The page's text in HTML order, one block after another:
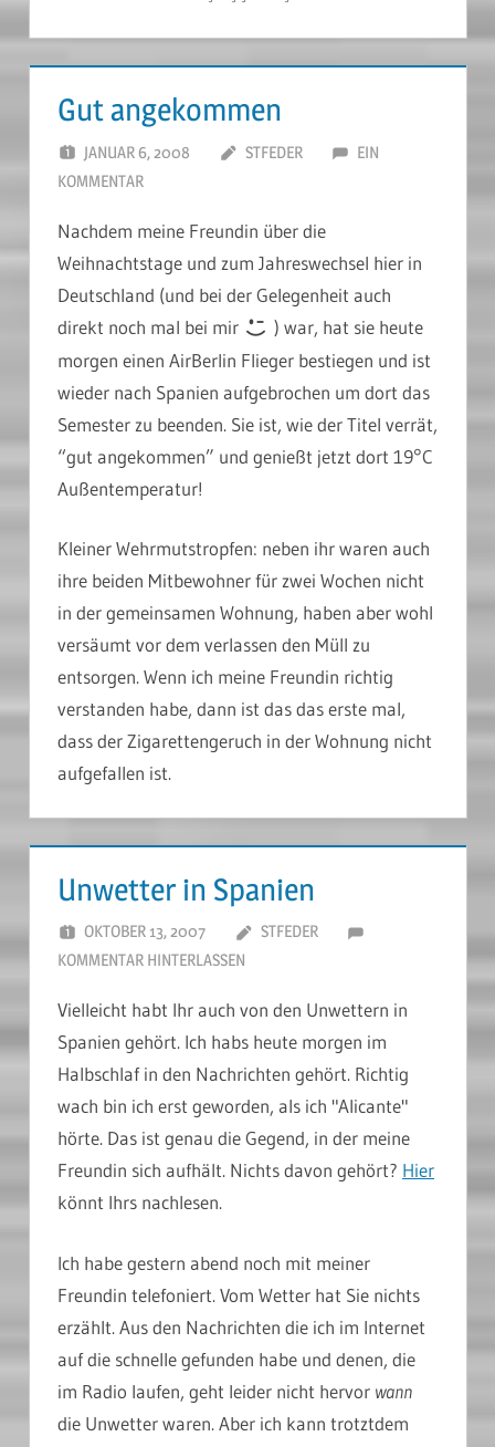
Gut angekommen
JANUAR 6, 2008 STFEDER
EIN
KOMMENTAR
Nachdem meine Freundin über die
Weihnachtstage und zum Jahreswechsel hier in
Deutschland (und bei der Gelegenheit auch
direkt noch mal bei mir
) war, hat sie heute
morgen einen AirBerlin Flieger bestiegen und ist
wieder nach Spanien aufgebrochen um dort das
Semester zu beenden. Sie ist, wie der Titel verrät,
“gut angekommen” und genießt jetzt dort 19°C
Außentemperatur!
Kleiner Wehrmutstropfen: neben ihr waren auch
ihre beiden Mitbewohner für zwei Wochen nicht
in der gemeinsamen Wohnung, haben aber wohl
versäumt vor dem verlassen den Müll zu
entsorgen. Wenn ich meine Freundin richtig
verstanden habe, dann ist das das erste mal,
dass der Zigarettengeruch in der Wohnung nicht
aufgefallen ist.
Unwetter in Spanien
OKTOBER 13, 2007
STFEDER
KOMMENTAR HINTERLASSEN
Vielleicht habt Ihr auch von den Unwettern in
Spanien gehört. Ich habs heute morgen im
Halbschlaf in den Nachrichten gehört. Richtig
wach bin ich erst geworden, als ich "Alicante"
hörte. Das ist genau die Gegend, in der meine
Freundin sich aufhält. Nichts davon gehört? Hier
könnt Ihrs nachlesen.
Ich habe gestern abend noch mit meiner
Freundin telefoniert. Vom Wetter hat Sie nichts
erzählt. Aus den Nachrichten die ich im Internet
auf die schnelle gefunden habe und denen, die
im Radio laufen, geht leider nicht hervor wann
die Unwetter waren. Aber ich kann trotztdem